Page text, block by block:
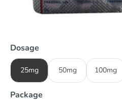
Dosage
25mg 50mg 100mg
Package